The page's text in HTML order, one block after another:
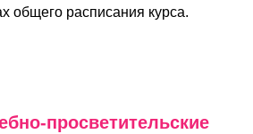
общего расписания курса.
просветительские